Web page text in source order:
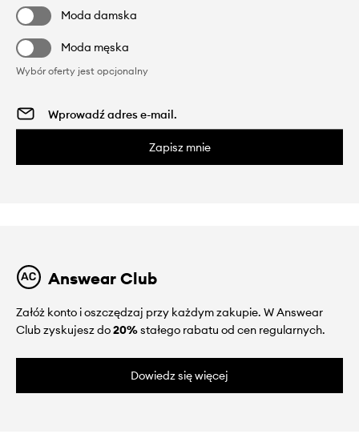
Moda damska
Moda męska
Wybór oferty jest opcjonalny
Zapisz mnie
Answear Club
Załóż konto i oszczędzaj przy każdym zakupie. W Answear
Club zyskujesz do20%stałego rabatu od cen regularnych.
Dowiedz się więcej